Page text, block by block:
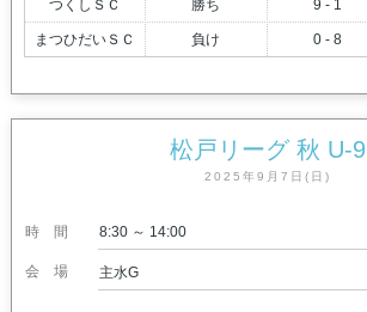
つくしＳＣ 勝ち 9 - 1
まつひだいＳＣ 負け 0 - 8
松戸リーグ 秋 U-9
2025年9月7日(日)
時間 8:30 ～ 14:00
会場 主水G